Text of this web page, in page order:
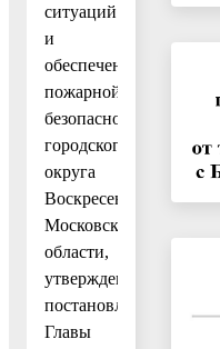
ситуаций
и
обеспечению
пожарной
безопасности
городского
округа
Воскресенск
Московской
области,
утвержденный
постановлением
Главы